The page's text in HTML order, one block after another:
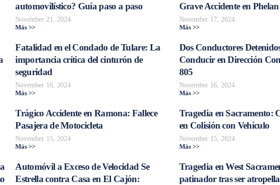
automovilístico? Guía paso a paso
November 21, 2024
Más >>
Grave Accidente en Phelan
November 17, 2024
Más >>
Fatalidad en el Condado de Tulare: La
importancia crítica del cinturón de
seguridad
November 16, 2024
Más >>
Dos Conductores
Conducir en Dirección
805
November 16, 2024
Más >>
Trágico Accidente en Ramona: Fallece
Pasajera de Motocicleta
November 15, 2024
Más >>
Tragedia en Sacramento:
en Colisión con Vehículo
November 15, 2024
Más >>
Automóvil a Exceso de Velocidad Se
Estrella contra Casa en El Cajón:
Tragedia en West
patinador tras ser